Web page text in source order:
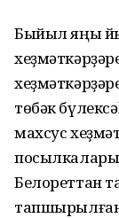
Быйыл яңы
төбәк
махсус
Белореттан